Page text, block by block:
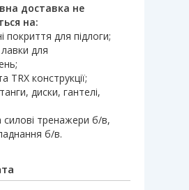
доставка не
на:
покриття для підлоги;
для
TRX конструкції;
диски, гантелі,
силові тренажери б/в,
б/в.